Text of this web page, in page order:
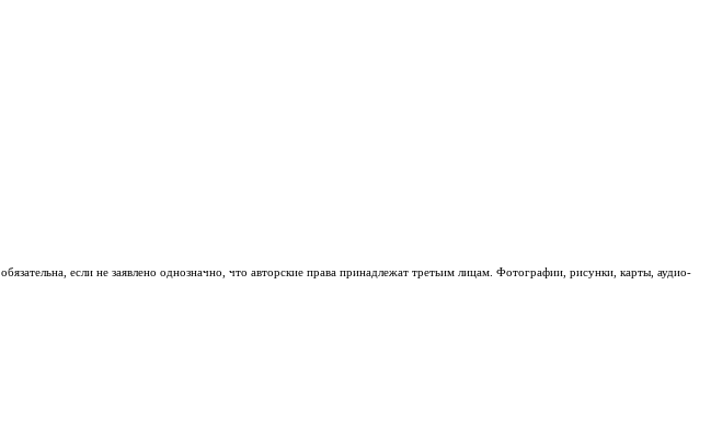
обязательна, если не заявлено однозначно, что авторские права принадлежат третьим лицам. Фотографии, рисунки, карты, аудио-